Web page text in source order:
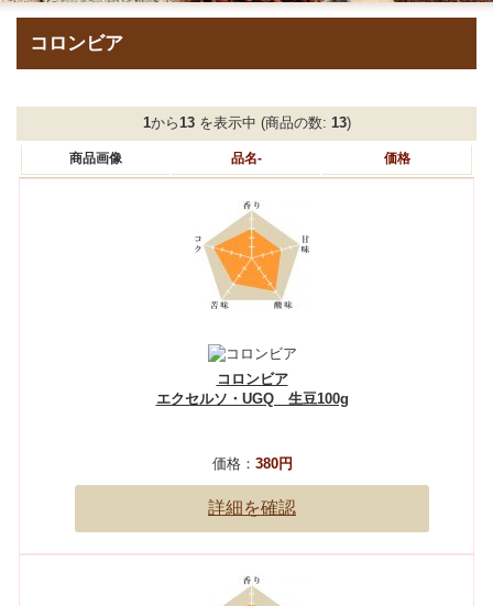
コロンビア
1から13を表示中 (商品の数: 13)
商品画像 品名- 価格
コロンビア
エクセルソ・UGQ 生豆100g
価格： 380円
詳細を確認